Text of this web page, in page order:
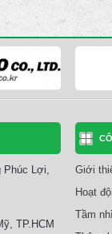
Lợi,
TP.HCM
Giới
Hoạt
Tầm